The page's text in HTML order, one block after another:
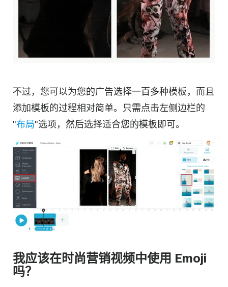
不过，您可以为您的广告选择一百多种模板，而且
添加模板的过程相对简单。只需点击左侧边栏的
"布局"选项，然后选择适合您的模板即可。
我应该在时尚营销视频中使用 Emoji
吗？